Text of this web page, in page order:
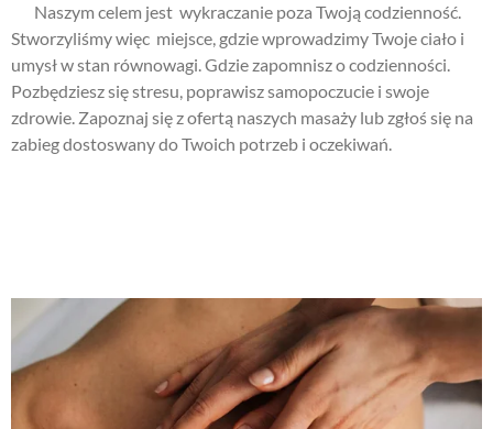
Naszym celem jest wykraczanie poza Twoją codzienność.
Stworzyliśmy więc miejsce, gdzie wprowadzimy Twoje ciało i
umysł w stan równowagi. Gdzie zapomnisz o codzienności.
Pozbędziesz się stresu, poprawisz samopoczucie i swoje
zdrowie. Zapoznaj się z ofertą naszych masaży lub zgłoś się na
zabieg dostoswany do Twoich potrzeb i oczekiwań.